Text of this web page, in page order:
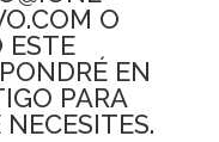
O
ESTE
EN
PARA